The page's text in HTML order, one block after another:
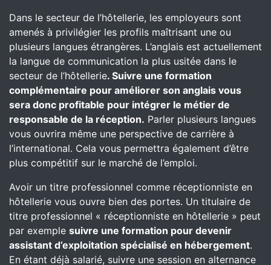
Dans le secteur de l’hôtellerie, les employeurs sont
amenés à privilégier les profils maîtrisant une ou
plusieurs langues étrangères. L’anglais est actuellement
la langue de communication la plus usitée dans le
secteur de l’hôtellerie. Suivre une formation
complémentaire pour améliorer son anglais vous
sera donc profitable pour intégrer le métier de
responsable de la réception. Parler plusieurs langues
vous ouvrira même une perspective de carrière à
l’international. Cela vous permettra également d’être
plus compétitif sur le marché de l’emploi.
Avoir un titre professionnel comme réceptionniste en
hôtellerie vous ouvre bien des portes. Un titulaire de
titre professionnel « réceptionniste en hôtellerie » peut
par exemple suivre une formation pour devenir
assistant d’exploitation spécialisé en hébergement.
En étant déjà salarié, suivre une session en alternance